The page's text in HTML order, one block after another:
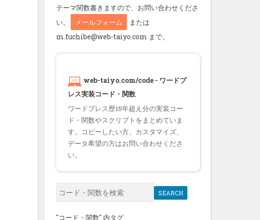
テーマ関数書きますので、お問い合わせくださ
い。
メールフォーム
または
m.fuchibe@web-taiyo.com まで。
web-taiyo.com/code - ワードプ
レス実装コード・関数
ワードプレス歴15年超え分の実装コー
ド・関数やスクリプトをまとめていま
す。コピーしたい方、カスタマイズ、
データ希望の方はお問い合わせくださ
い。
SEARCH
"コード・関数" 内タグ